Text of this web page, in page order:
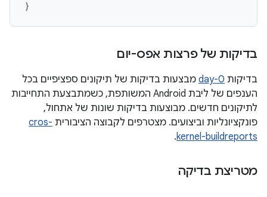
בדיקות של פרצות אפס-יום
בדיקות 0-day
מבצעות בדיקות של תיקונים ספציפיים בכל
הענפים של ליבת Android המשותפת, כשמתבצעת התחייבות
לתיקונים חדשים. מבוצעות בדיקות שונות של אתחול,
פונקציונליות וביצועים. מצטרפים לקבוצה הציבורית cros-
kernel-buildreports
.
מטריצת בדיקה